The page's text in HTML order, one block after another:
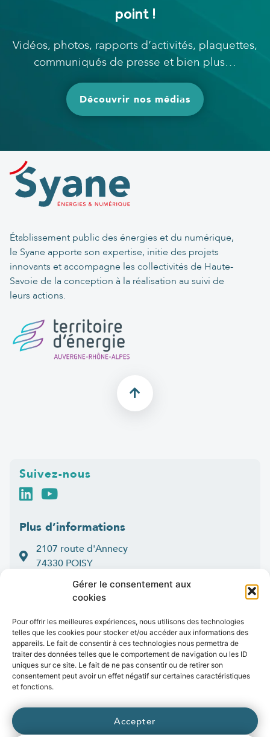
Gérer le consentement aux
cookies
Pour offrir les meilleures expériences, nous utilisons des technologies
telles que les cookies pour stocker et/ou accéder aux informations des
appareils. Le fait de consentir à ces technologies nous permettra de
traiter des données telles que le comportement de navigation ou les ID
uniques sur ce site. Le fait de ne pas consentir ou de retirer son
consentement peut avoir un effet négatif sur certaines caractéristiques
et fonctions.
Accepter
point !
Vidéos, photos, rapports d’activités, plaquettes,
communiqués de presse et bien plus…
Découvrir nos médias
Établissement public des énergies et du numérique,
le Syane apporte son expertise, initie des projets
innovants et accompagne les collectivités de Haute-
Savoie de la conception à la réalisation au suivi de
leurs actions.
Suivez-nous
Plus d’informations
2107 route d'Annecy
74330 POISY
04 50 33 50 60
Lun > jeu : 9h-12h et 14h-16h30
Ven:9h-12h et 14h-16h
Contact
Emplois